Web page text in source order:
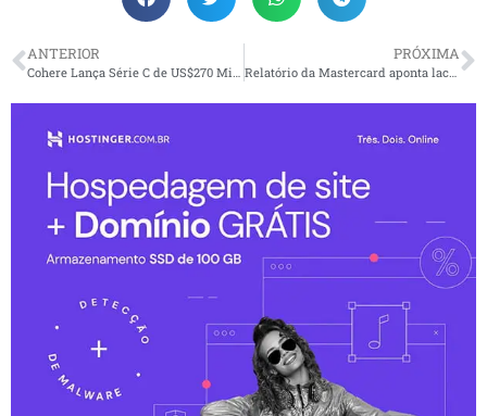
ANTERIOR PRÓXIMA
Relatório da Mastercard aponta lacunas da inclusão financeira na América Latina e oferece sugestões para enfrentamento do problema